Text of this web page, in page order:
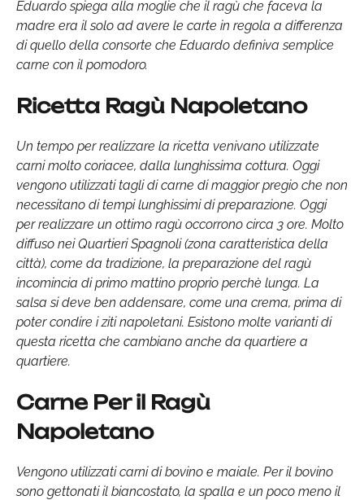
Eduardo spiega alla moglie che il ragù che faceva la
madre era il solo ad avere le carte in regola a differenza
di quello della consorte che Eduardo definiva semplice
carne con il pomodoro.
Ricetta Ragù Napoletano
Un tempo per realizzare la ricetta venivano utilizzate
carni molto coriacee, dalla lunghissima cottura. Oggi
vengono utilizzati tagli di carne di maggior pregio che non
necessitano di tempi lunghissimi di preparazione. Oggi
per realizzare un ottimo ragù occorrono circa 3 ore. Molto
diffuso nei Quartieri Spagnoli (zona caratteristica della
città), come da tradizione, la preparazione del ragù
incomincia di primo mattino proprio perchè lunga. La
salsa si deve ben addensare, come una crema, prima di
poter condire i ziti napoletani. Esistono molte varianti di
questa ricetta che cambiano anche da quartiere a
quartiere.
Carne Per il Ragù
Napoletano
Vengono utilizzati carni di bovino e maiale. Per il bovino
sono gettonati il biancostato, la spalla e un poco meno il